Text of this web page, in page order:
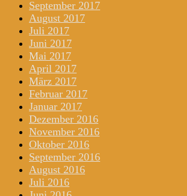
September 2017
August 2017
Juli 2017
Juni 2017
Mai 2017
April 2017
März 2017
Februar 2017
Januar 2017
Dezember 2016
November 2016
Oktober 2016
September 2016
August 2016
Juli 2016